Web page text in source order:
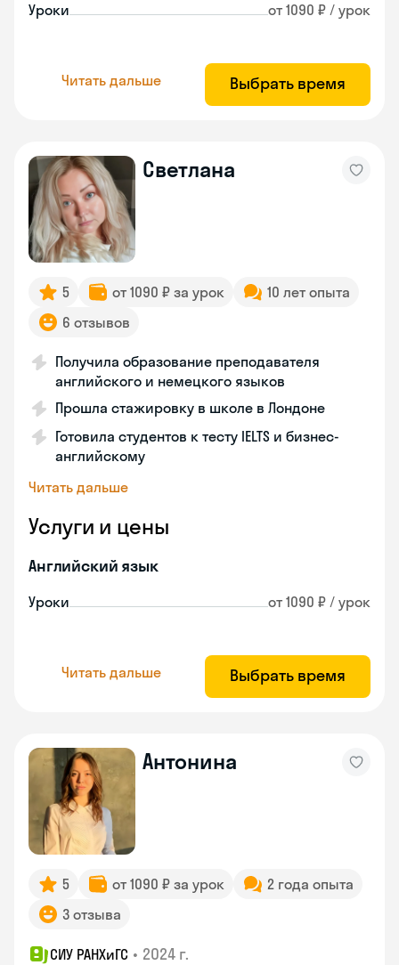
Уроки от 1090 ₽ / урок
Читать дальше Выбрать время
Cветлана
5 от 1090 ₽ за урок
10 лет опыта
6 отзывов
Получила образование преподавателя
английского и немецкого языков
Прошла стажировку в школе в Лондоне
Готовила студентов к тесту IELTS и бизнес-
английскому
Читать дальше
Услуги и цены
Английский язык
Уроки от 1090 ₽ / урок
Читать дальше Выбрать время
Антонина
5 от 1090 ₽ за урок
2 года опыта
3 отзыва
СИУ РАНХиГС • 2024 г.